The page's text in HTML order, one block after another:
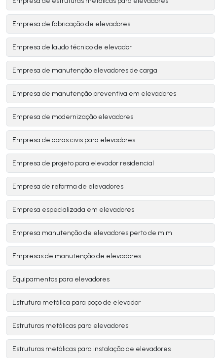
Empresa de fabricação de elevadores
Empresa de laudo técnico de elevador
Empresa de manutenção elevadores de carga
Empresa de manutenção preventiva em elevadores
Empresa de modernização elevadores
Empresa de obras civis para elevadores
Empresa de projeto para elevador residencial
Empresa de reforma de elevadores
Empresa especializada em elevadores
Empresa manutenção de elevadores perto de mim
Empresas de manutenção de elevadores
Equipamentos para elevadores
Estrutura metálica para poço de elevador
Estruturas metálicas para elevadores
Estruturas metálicas para instalação de elevadores